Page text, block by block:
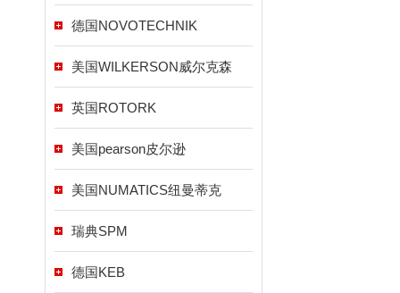
德国NOVOTECHNIK
美国WILKERSON威尔克森
英国ROTORK
美国pearson皮尔逊
美国NUMATICS纽曼蒂克
瑞典SPM
德国KEB